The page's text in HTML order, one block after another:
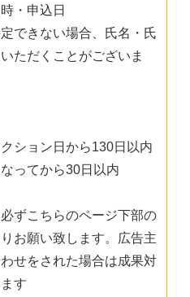
・申込日
できない場合、氏名・氏
ただくことがございま
ション日から130日以内
ってから30日以内
ずこちらのページ下部の
お願い致します。広告主
せをされた場合は成果対
す